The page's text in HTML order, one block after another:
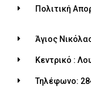
Πολιτική
Άγιος
Κεντρικό :
Τηλέφωνο: